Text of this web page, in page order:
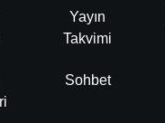
Yayın
Takvimi
Sohbet